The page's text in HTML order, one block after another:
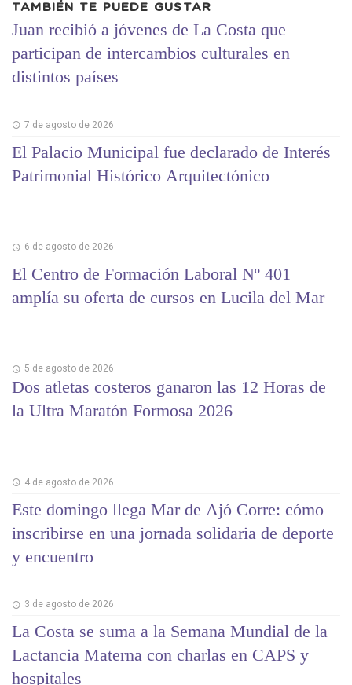
TAMBIÉN TE PUEDE GUSTAR
Juan recibió a jóvenes de La Costa que
participan de intercambios culturales en
distintos países
7 de agosto de 2026
El Palacio Municipal fue declarado de Interés
Patrimonial Histórico Arquitectónico
6 de agosto de 2026
El Centro de Formación Laboral Nº 401
amplía su oferta de cursos en Lucila del Mar
5 de agosto de 2026
Dos atletas costeros ganaron las 12 Horas de
la Ultra Maratón Formosa 2026
4 de agosto de 2026
Este domingo llega Mar de Ajó Corre: cómo
inscribirse en una jornada solidaria de deporte
y encuentro
3 de agosto de 2026
La Costa se suma a la Semana Mundial de la
Lactancia Materna con charlas en CAPS y
hospitales